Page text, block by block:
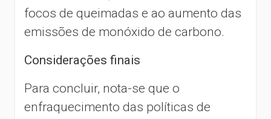
focos de queimadas e ao aumento das
emissões de monóxido de carbono.
Considerações finais
Para concluir, nota-se que o
enfraquecimento das políticas de